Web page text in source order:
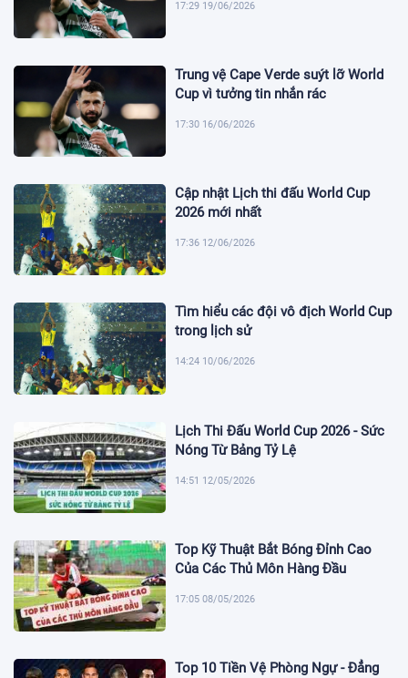
17:29 19/06/2026
Trung vệ Cape Verde suýt lỡ World
Cup vì tưởng tin nhắn rác
17:30 16/06/2026
Cập nhật Lịch thi đấu World Cup
2026 mới nhất
17:36 12/06/2026
Tìm hiểu các đội vô địch World Cup
trong lịch sử
14:24 10/06/2026
Lịch Thi Đấu World Cup 2026 - Sức
Nóng Từ Bảng Tỷ Lệ
14:51 12/05/2026
Top Kỹ Thuật Bắt Bóng Đỉnh Cao
Của Các Thủ Môn Hàng Đầu
17:05 08/05/2026
Top 10 Tiền Vệ Phòng Ngự - Đẳng